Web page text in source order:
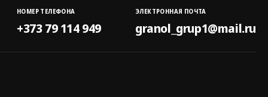
НОМЕР ТЕЛЕФОНА
+373 79 114 949
ЭЛЕКТРОННАЯ ПОЧТА
granol_grup1@mail.ru